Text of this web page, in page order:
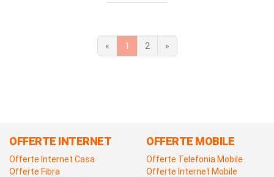
« 1 2 »
OFFERTE INTERNET
Offerte Internet Casa
Offerte Fibra
OFFERTE MOBILE
Offerte Telefonia Mobile
Offerte Internet Mobile